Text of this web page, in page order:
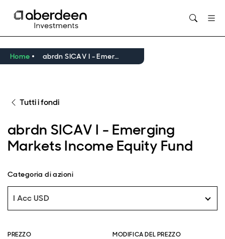
Home abrdn SICAV I - Emerging Markets Income Equity Fund
Tutti i fondi
abrdn SICAV I - Emerging
Markets Income Equity Fund
Categoria di azioni
I Acc USD
PREZZO MODIFICA DEL PREZZO